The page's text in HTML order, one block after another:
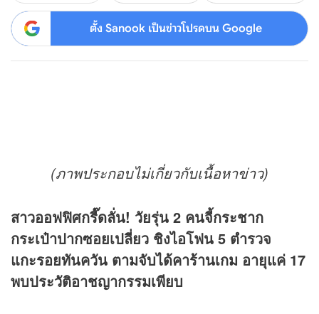
ตั้ง Sanook เป็นข่าวโปรดบน Google
(ภาพประกอบไม่เกี่ยวกับเนื้อหาข่าว)
สาวออฟฟิศกรี๊ดลั่น! วัยรุ่น 2 คนจี้กระชาก
กระเป๋าปากซอยเปลี่ยว ชิงไอโฟน 5 ตำรวจ
แกะรอยทันควัน ตามจับได้คาร้านเกม อายุแค่ 17
พบประวัติอาชญากรรมเพียบ